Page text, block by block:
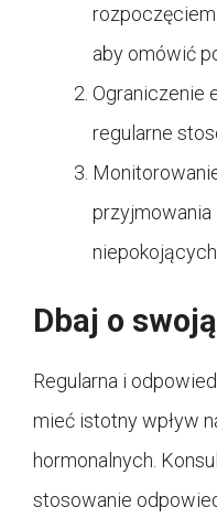
aby omówić
Ograniczenie
regularne
przyjmowania
Dbaj o
Regularna i
mieć istotny wpływ
hormonalnych.
stosowanie